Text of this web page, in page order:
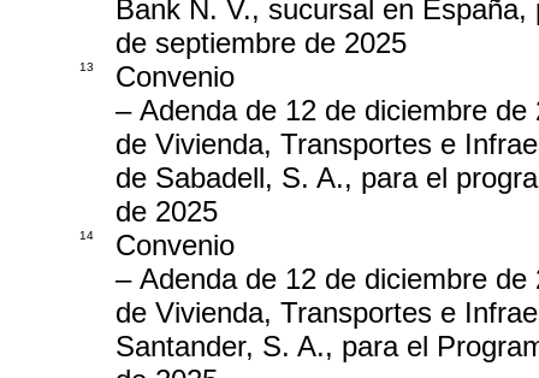
Bank N. V., sucursal en
de septiembre de 2025
13
Convenio
– Adenda de 12 de diciembre
de Vivienda, Transportes e
de Sabadell, S. A., para el
de 2025
14
Convenio
– Adenda de 12 de diciembre
de Vivienda, Transportes e
Santander, S. A., para el